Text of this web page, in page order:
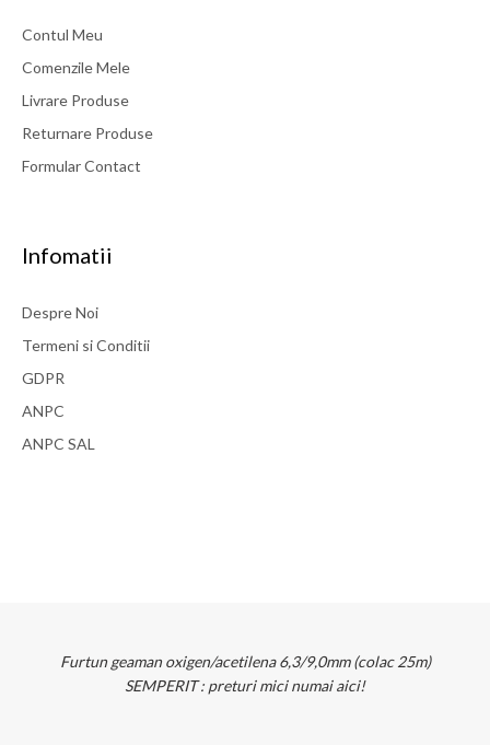
Contul Meu
Comenzile Mele
Livrare Produse
Returnare Produse
Formular Contact
Infomatii
Despre Noi
Termeni si Conditii
GDPR
ANPC
ANPC SAL
Furtun geaman oxigen/acetilena 6,3/9,0mm (colac 25m)
SEMPERIT : preturi mici numai aici!